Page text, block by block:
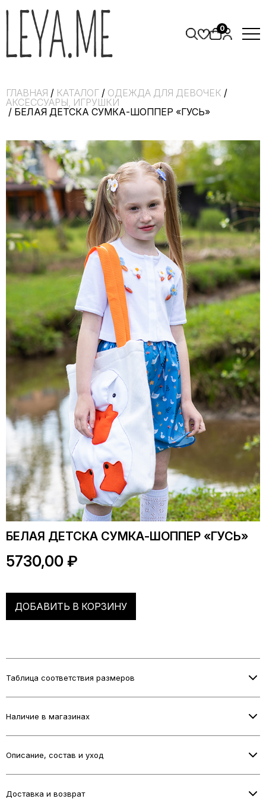
0
ГЛАВНАЯ / КАТАЛОГ / ОДЕЖДА ДЛЯ ДЕВОЧЕК /
АКСЕССУАРЫ, ИГРУШКИ
/ БЕЛАЯ ДЕТСКА СУМКА-ШОППЕР «ГУСЬ»
БЕЛАЯ ДЕТСКА СУМКА-ШОППЕР «ГУСЬ»
5730,00 ₽
ДОБАВИТЬ В КОРЗИНУ
Таблица соответствия размеров
Наличие в магазинах
Описание, состав и уход
БЕЛАЯ ДЕТСКА СУМКА-ШОППЕР «ГУСЬ»
Доставка и возврат